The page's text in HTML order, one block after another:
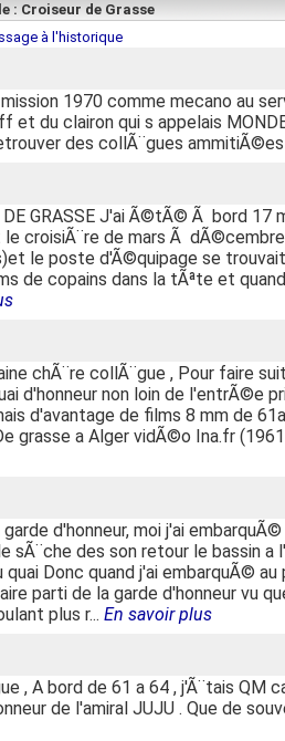
: Croiseur de Grasse
à l'historique
1970 comme mecano au
et du clairon qui s appelais
des collÃ¨gues
DE GRASSE J'ai Ã©tÃ© Ã bord
le croisiÃ¨re de mars Ã
le poste d'Ã©quipage se
de copains dans la tÃªte et
chÃ¨re collÃ¨gue , Pour faire
d'honneur non loin de l'entrÃ©e
d'avantage de films 8 mm de
grasse a Alger vidÃ©o Ina.fr
d'honneur, moi j'ai
sÃ¨che des son retour le bassin
quai Donc quand j'ai embarquÃ©
parti de la garde d'honneur vu
plus r... En savoir plus
, A bord de 61 a 64 , j'Ã¨tais
de l'amiral JUJU . Que de